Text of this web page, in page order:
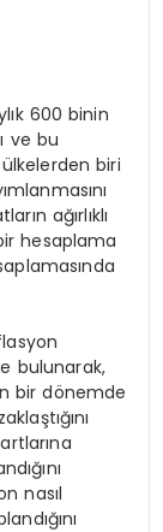
600 binin
ve bu
biri
ağırlıklı
hesaplama
bulunarak,
bir dönemde
nasıl